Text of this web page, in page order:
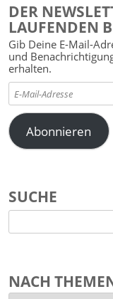
DER
LAUFENDEN
Gib Deine E-Mail-
und
erhalten.
E-
Mail-
Adresse
Abonnieren
SUCHE
Suchen
nach:
NACH